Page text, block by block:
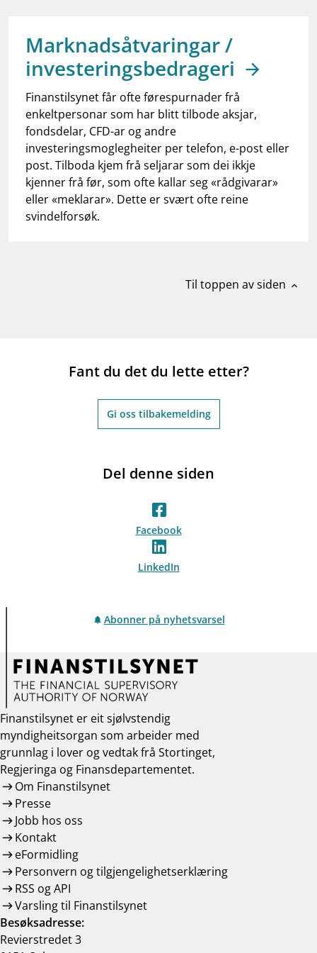
dashboardInformasjon for investorer
notifications_noneAbonner på nyhetsvarsel
Marknadsåtvaringar /
investeringsbedrageri
Finanstilsynet får ofte førespurnader frå
enkeltpersonar som har blitt tilbode aksjar,
fondsdelar, CFD-ar og andre
investeringsmoglegheiter per telefon, e-post eller
post. Tilboda kjem frå seljarar som dei ikkje
kjenner frå før, som ofte kallar seg «rådgivarar»
eller «meklarar». Dette er svært ofte reine
svindelforsøk.
Til toppen av siden expand_less
Fant du det du lette etter?
Gi oss tilbakemelding
Del denne siden
Facebook
LinkedIn
Abonner på nyhetsvarsel
Finanstilsynet er eit sjølvstendig
myndigheitsorgan som arbeider med
grunnlag i lover og vedtak frå Stortinget,
Regjeringa og Finansdepartementet.
Om Finanstilsynet
Presse
Jobb hos oss
Kontakt
eFormidling
Personvern og tilgjengelighetserklæring
RSS og API
Varsling til Finanstilsynet
Besøksadresse:
Revierstredet 3